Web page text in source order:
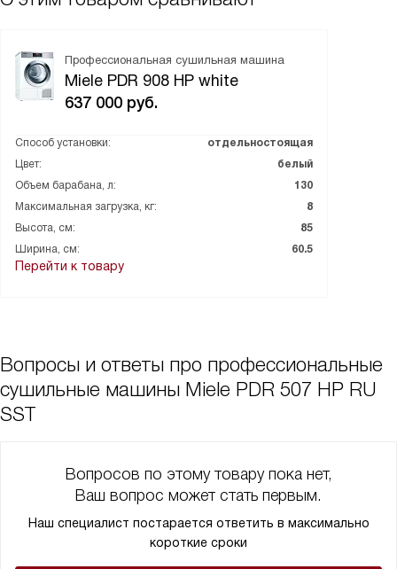
Профессиональная сушильная машина
Miele PDR 908 HP white
637 000 руб.
Способ установки:
отдельностоящая
Цвет:
белый
Объем барабана, л:
130
Максимальная загрузка, кг:
8
Высота, см:
85
Ширина, см:
60.5
Перейти к товару
Вопросы и ответы про профессиональные
сушильные машины Miele PDR 507 HP RU
SST
Вопросов по этому товару пока нет,
Ваш вопрос может стать первым.
Наш специалист постарается ответить в максимально
короткие сроки